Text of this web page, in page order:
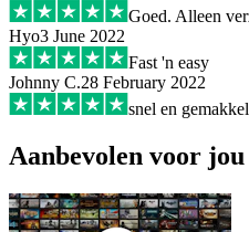
Goed. Alleen
Hyo3 June 2022
Fast 'n easy
Johnny C.28 February 2022
snel en
Aanbevolen voor jou